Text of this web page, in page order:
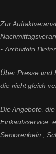
Zur
- Archivfoto
Über Presse und
die nicht gleich
Die Angebote,
Einkaufsservice,
Seniorenheim,